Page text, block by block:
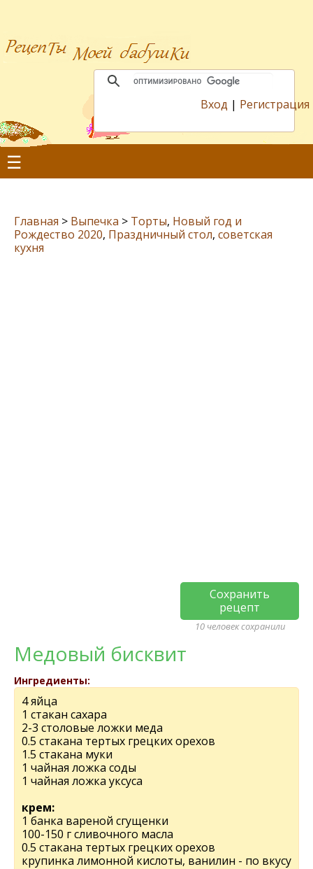
Вход | Регистрация
☰
Главная > Выпечка > Торты, Новый год и
Рождество 2020, Праздничный стол, советская
кухня
Сохранить
рецепт
10 человек сохранили
Медовый бисквит
Ингредиенты:
4 яйца
1 стакан сахара
2-3 столовые ложки меда
0.5 стакана тертых грецких орехов
1.5 стакана муки
1 чайная ложка соды
1 чайная ложка уксуса
крем:
1 банка вареной сгущенки
100-150 г сливочного масла
0.5 стакана тертых грецких орехов
крупинка лимонной кислоты, ванилин - по вкусу